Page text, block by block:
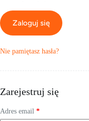
Zaloguj się
Nie pamiętasz hasła?
Zarejestruj się
Adres email *Wymagane